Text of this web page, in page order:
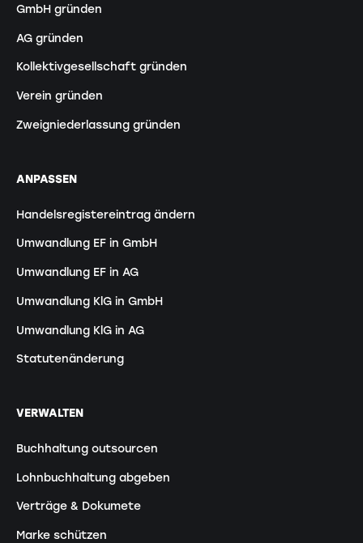
GmbH gründen
AG gründen
Kollektivgesellschaft gründen
Verein gründen
Zweigniederlassung gründen
ANPASSEN
Handelsregistereintrag ändern
Umwandlung EF in GmbH
Umwandlung EF in AG
Umwandlung KlG in GmbH
Umwandlung KlG in AG
Statutenänderung
VERWALTEN
Buchhaltung outsourcen
Lohnbuchhaltung abgeben
Verträge & Dokumete
Marke schützen